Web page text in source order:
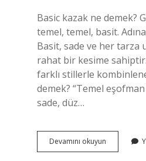
Basic kazak ne demek?
temel, temel, basit.
Basit, sade ve her tarza
rahat bir kesime
farklı stillerle
demek? “Temel
sade, düz…
Devamını okuyun
Ne